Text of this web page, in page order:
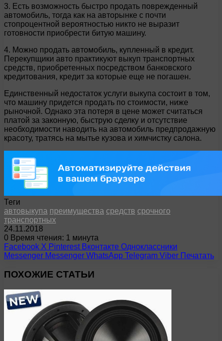
3. Есть возможность быстро продать поврежденный
автомобиль, тогда как на авторынке с почти
стопроцентной вероятностью никто не выразит
готовности приобрести битую машину.
4. Можно продать автомобиль, купленный в кредит.
Перекупщики авто практикуют выкуп транспортных
средств, приобретенных посредством банковского
кредитования, кредит за которые еще не погашен.
Единственный недостаток услуги выкупа состоит в том,
что машину придется продать по стоимости, ниже
рыночной. Однако эта потеря в цене может считаться
платой за законную, быструю сделку и отсутствие
необходимости наводить на автомобиль предпродажную
красоту, тратясь на мытье кузова и химчистку салона.
Теги
автовыкупа преимущества средств срочного
транспортных
24.11.2018
0 Время чтения: 1 минута
Facebook X Pinterest Вконтакте Одноклассники
Messenger Messenger WhatsApp Telegram Viber Печатать
ПОХОЖИЕ СТАТЬИ